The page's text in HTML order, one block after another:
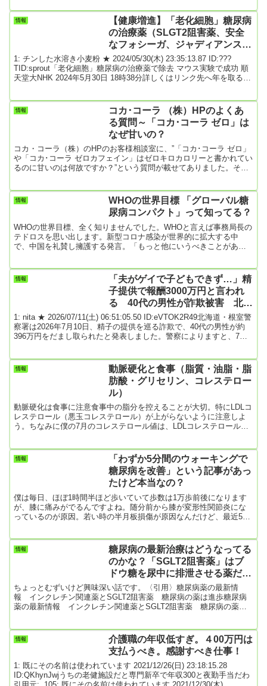
粋！アントニオ猪木氏、苦労されたんだなということがよくわかり
ます。合掌🙏〈出典・引用：アントニオ猪木、壮絶だった糖尿病と
の闘い 著書で明かしていた血糖値596からの回復〉猪木が大病を患
情報
【健康増進】「老化細胞」糖尿病
の治療薬（SLGT2阻害薬、安全
なフォシーガ、ジャディアンス）
で除去 マウス実験で成功 順天堂
大
1: チンした水溶き小麦粉 ★ 2024/05/30(木) 23:35:13.87 ID:???
TID:sprout「老化細胞」糖尿病の治療薬で除去 マウス実験で成功 順
天堂大NHK 2024年5月30日 18時38分詳しくはリンク先へ年を取るに
順天堂大学などのグループが発表し、加齢に伴う病気の治療などに
つながる可能性があるとして注目されています。この研究は、順天
情報
コカ･コーラ （株）HPのよくあ
る質問～「コカ･コーラ ゼロ」は
なぜ甘いの？
コカ・コーラ（株）のHPのお客様相談室に、”「コカ･コーラ ゼロ」
や「コカ･コーラ ゼロカフェイン」はゼロキロカロリーと書かれてい
るのに甘いのは何故ですか？”という質問が載せてありました。その
れぞれ、砂糖の数百倍の甘さがあります。使用量が少ないので、
「コカ･コーラ ゼロ」や「コカ･コーラ ゼロカフェイン」のカロリー
もゼロキロカロリーになっています。』というものです。甘さ...
情報
WHOの世界目標 「グローバル糖
尿病コンパクト」って知ってる？
WHOの世界目標、全く知りませんでした。WHOと言えば事務局長の
テドロスを思い出します。新型コロナ感染が世界的に拡大する中
で、中国を礼賛し擁護する発言。「もっと他にいうべきことがある
から袖の下をもらっていたに違いない。（性格の悪い僕の邪推かも
しれないけど）でも、テドロスは国際的に認められているマラリア
の研究者で、エチオピア国内では公衆衛生などで成果を上げていた
情報
「夫がゲイで子どもできず…」精
子提供で報酬3000万円と言われ
る 40代の男性が詐欺被害 北海
道
1: nita ★ 2026/07/11(土) 06:51:05.50 ID:eVTOK2R49北海道・根室警
察署は2026年7月10日、精子の提供を巡る詐欺で、40代の男性が約
396万円をだまし取られたと発表しました。警察によりますと、7月2
をちらつかせたため、男性は信じてしまったということです。女は
「夫がゲイで子どもができず、親からも急かされ困っている」「夫
情報
動脈硬化と食事（脂質・油脂・脂
肪酸・グリセリン、コレステロー
ル）
動脈硬化は食事に注意食事中の脂分を控えることが大切。特にLDLコ
レステロール（悪玉コレステロール）が上がらないように注意しよ
う。ちなみに僕の7月のコレステロール値は、LDLコレステロール値
でも、血糖値とHbA1cだけはどうにもならないんですよね。HbA1c
＝6.9、空腹時の血糖値は133㎎/dLでやっぱ高すぎです。それに空腹
時の血糖値は実は診察前に走り込んだりした...
情報
「わずか5分間のウォーキングで
糖尿病を改善」という記事があっ
たけど本当なの？
僕は毎日、ほぼ1時間半ほど歩いていて歩数は1万歩前後になります
が、膝に痛みがでるんですよね。随分前から膝が変形性関節炎にな
っているのが原因。若い時の半月板損傷が原因なんだけど、最近5千
のと思っていたところに「わずか5分のウォーキング」でよいという
下の記事。たった5分で僕の糖尿病にも効いたらいいんですけど。
〈引用：わずか5分間のウォーキングで糖尿病を改善 座ったままの
情報
糖尿病の最新治療はどうなってる
のかな？「SGLT2阻害薬」はブ
ドウ糖を尿中に排泄させる薬だけ
ど僕はこれを飲んでる
ちょっとむずいけど興味深い話です。〈引用〉糖尿病薬の最新情
報 インクレチン関連薬とSGLT2阻害薬 糖尿病の薬は進歩糖尿病
薬の最新情報 インクレチン関連薬とSGLT2阻害薬 糖尿病の薬は
ンクレチンを組み合わせ製剤は、単剤を使用したときよりも効果的
だという研究を発表した。研究は、ドイツ糖尿病研究センターと共
同で行ったもの。2つの薬を組み合わせると、患者によっては、有効
性がより...
情報
介護職の年収低すぎ。４00万円は
支払うべき。感謝すべき仕事！
1: 既にその名前は使われています 2021/12/26(日) 23:18:15.28
ID:QKhynJwjうちの老健施設だと専門新卒で年収300と夜勤手当だわ